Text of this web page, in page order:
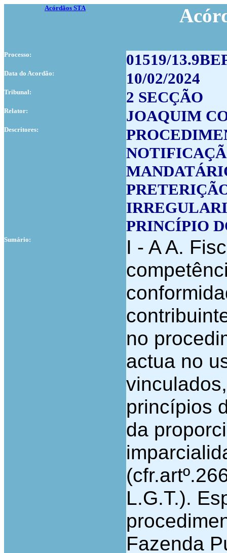
Acórdãos STA
Processo: 01519/
Data do Acordão: 10/02/2024
Tribunal: 2 SECÇÃO
Relator: JOAQUIM
Descritores:
PRINCÍPIO
Sumário:
I - A A.
no
actua no
princípios
da
L.G.T.).
Fazenda